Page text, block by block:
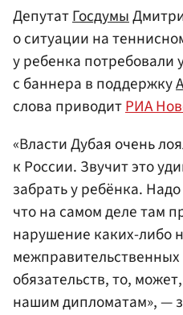
ДепутатГосдумы
о ситуации на
у ребенка потребовали
с баннера в поддержку
слова приводитРИА
«Власти Дубая очень
к России. Звучит это
забрать у ребёнка.
что на самом деле там
нарушение каких-либо
обязательств, то,
нашим дипломатам», —